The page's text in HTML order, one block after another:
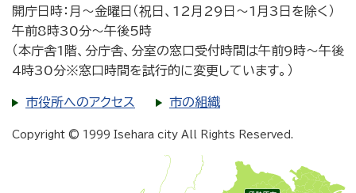
開庁日時：月～金曜日（祝日、12月29日～1月3日を除く）
午前8時30分～午後5時
（本庁舎1階、分庁舎、分室の窓口受付時間は午前9時～午後
4時30分※窓口時間を試行的に変更しています。）
市役所へのアクセス 市の組織
Copyright © 1999 Isehara city All Rights Reserved.